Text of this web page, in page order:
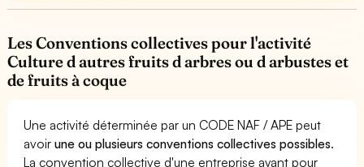
Les Conventions collectives pour l'activité
Culture d autres fruits d arbres ou d arbustes et
de fruits à coque
Une activité déterminée par un CODE NAF / APE peut
avoirune ou plusieurs conventions collectives possibles.
La convention collective d'une entreprise ayant pour